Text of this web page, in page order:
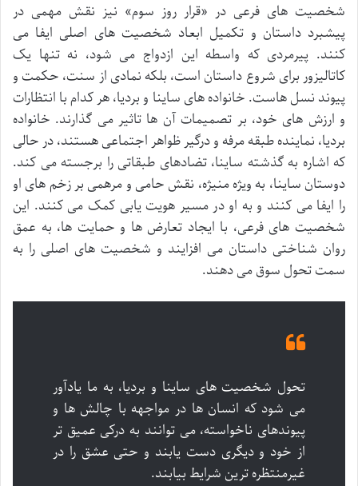
شخصیت های فرعی در «قرار روز سوم» نیز نقش مهمی در
پیشبرد داستان و تکمیل ابعاد شخصیت های اصلی ایفا می
کنند. پیرمردی که واسطه این ازدواج می شود، نه تنها یک
کاتالیزور برای شروع داستان است، بلکه نمادی از سنت، حکمت و
پیوند نسل هاست. خانواده های ساینا و بردیا، هر کدام با انتظارات
و ارزش های خود، بر تصمیمات آن ها تاثیر می گذارند. خانواده
بردیا، نماینده طبقه مرفه و درگیر ظواهر اجتماعی هستند، در حالی
که اشاره به گذشته ساینا، تضادهای طبقاتی را برجسته می کند.
دوستان ساینا، به ویژه منیژه، نقش حامی و مرهمی بر زخم های او
را ایفا می کنند و به او در مسیر هویت یابی کمک می کنند. این
شخصیت های فرعی، با ایجاد تعارض ها و حمایت ها، به عمق
روان شناختی داستان می افزایند و شخصیت های اصلی را به
سمت تحول سوق می دهند.
تحول شخصیت های ساینا و بردیا، به ما یادآور
می شود که انسان ها در مواجهه با چالش ها و
پیوندهای ناخواسته، می توانند به درکی عمیق تر
از خود و دیگری دست یابند و حتی عشق را در
غیرمنتظره ترین شرایط بیابند.